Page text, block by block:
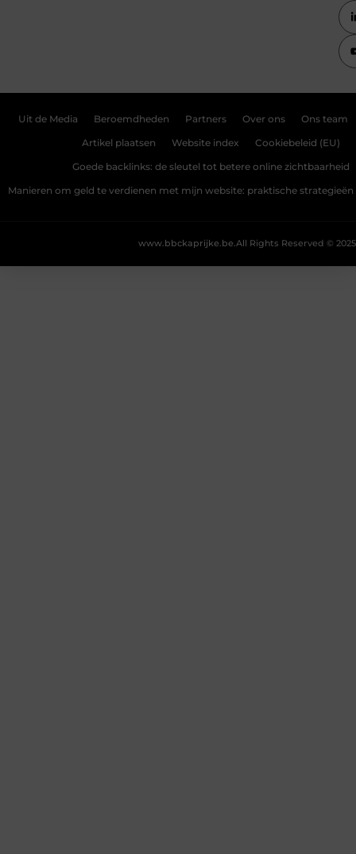
Uit de Media Beroemdheden Partners Over ons Ons team
Artikel plaatsen Website index Cookiebeleid (EU)
Goede backlinks: de sleutel tot betere online zichtbaarheid
Manieren om geld te verdienen met mijn website: praktische strategieën
All Rights Reserved © 2025
www.bbckaprijke.be.